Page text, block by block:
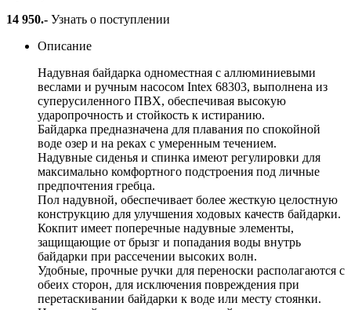
14 950.- Узнать о поступлении
Описание
Надувная байдарка одноместная с аллюминиевыми
веслами и ручным насосом Intex 68303, выполнена из
суперусиленного ПВХ, обеспечивая высокую
ударопрочность и стойкость к истиранию.
Байдарка предназначена для плавания по спокойной
воде озер и на реках с умеренным течением.
Надувные сиденья и спинка имеют регулировки для
максимально комфортного подстроения под личные
предпочтения гребца.
Пол надувной, обеспечивает более жесткую целостную
конструкцию для улучшения ходовых качеств байдарки.
Кокпит имеет поперечные надувные элементы,
защищающие от брызг и попадания воды внутрь
байдарки при рассечении высоких волн.
Удобные, прочные ручки для переноски располагаются с
обеих сторон, для исключения повреждения при
перетаскивании байдарки к воде или месту стоянки.